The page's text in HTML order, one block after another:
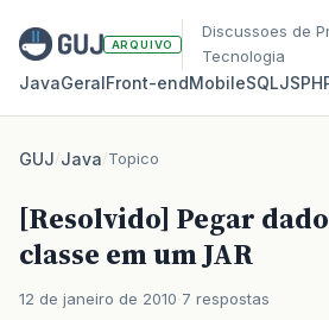
ARQUIVO
Discussoes de
Tecnologia
JavaGeralFront‑endMobileSQLJS
GUJ/Java/Topico
[Resolvido] Pegar
classe em um JAR
12 de janeiro de 2010 7 respostas